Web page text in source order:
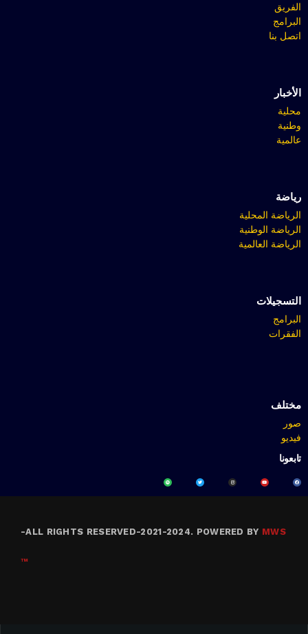
الفريق
البرامج
اتصل بنا
الأخبار
محلية
وطنية
عالمية
رياضة
الرياضة المحلية
الرياضة الوطنية
الرياضة العالمية
التسجيلات
البرامج
الفقرات
مختلف
صور
فيديو
تابعونا
ALL RIGHTS RESERVED-2021-2024. POWERED BY MWS
-
™